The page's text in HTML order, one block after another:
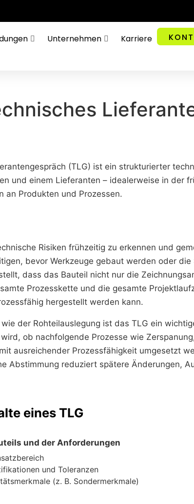
Unternehmen Karriere
(TLG) ist ein strukturierter
und einem Lieferanten – idealerweise in der
an Produkten und Prozessen.
Risiken frühzeitig zu erkennen und
bevor Werkzeuge gebaut werden oder
dass das Bauteil nicht nur die
Prozesskette und die gesamte
hergestellt werden kann.
der Rohteilauslegung ist das TLG ein
ob nachfolgende Prozesse wie
ausreichender Prozessfähigkeit umgesetzt
Abstimmung reduziert spätere Änderungen,
eines TLG
und der Anforderungen
und Toleranzen
(z. B. Sondermerkmale)